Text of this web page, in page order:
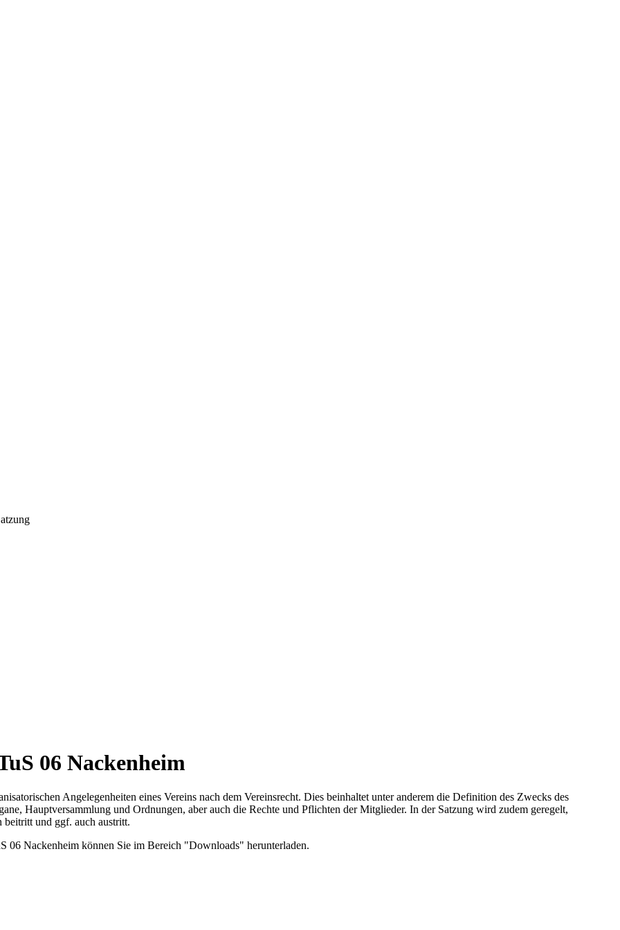
06 Nackenheim
Angelegenheiten eines Vereins nach dem Vereinsrecht. Dies beinhaltet unter anderem die Definition des Zwecks des
Hauptversammlung und Ordnungen, aber auch die Rechte und Pflichten der Mitglieder. In der Satzung wird zudem geregelt,
und ggf. auch austritt.
06 Nackenheim können Sie im Bereich "Downloads" herunterladen.